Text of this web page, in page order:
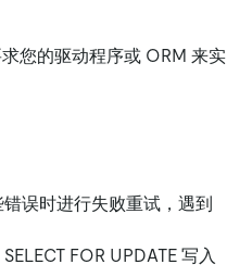
您的驱动程序或 ORM 来实
误时进行失败重试，遇到
SELECT FOR UPDATE 写入